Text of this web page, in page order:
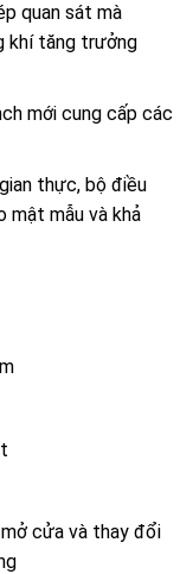
quan sát mà
khí tăng trưởng
mới cung cấp các
thực, bộ điều
mật mẫu và khả
cửa và thay đổi